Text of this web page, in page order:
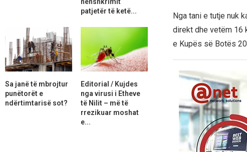
Nga tani e tutje nuk
direkt dhe vetëm 16
e Kupës së Botës
patjetër të ketë...
Sa janë të mbrojtur
punëtorët e
ndërtimtarisë sot?
Editorial / Kujdes
nga virusi i Etheve
të Nilit – më të
rrezikuar moshat
e...